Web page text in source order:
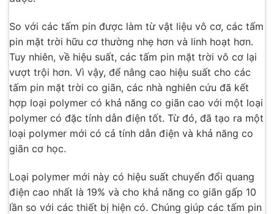
So với các tấm pin được làm từ vật liệu vô cơ, các tấm
pin mặt trời hữu cơ thường nhẹ hơn và linh hoạt hơn.
Tuy nhiên, về hiệu suất, các tấm pin mặt trời vô cơ lại
vượt trội hơn. Vì vậy, để nâng cao hiệu suất cho các
tấm pin mặt trời co giãn, các nhà nghiên cứu đã kết
hợp loại polymer có khả năng co giãn cao với một loại
polymer có đặc tính dẫn điện tốt. Từ đó, đã tạo ra một
loại polymer mới có cả tính dẫn điện và khả năng co
giãn cơ học.
Loại polymer mới này có hiệu suất chuyển đổi quang
điện cao nhất là 19% và cho khả năng co giãn gấp 10
lần so với các thiết bị hiện có. Chúng giúp các tấm pin